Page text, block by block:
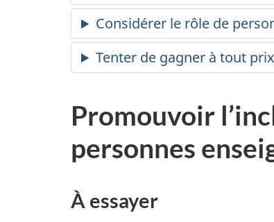
Considérer le rôle de
Tenter de gagner à tout
Promouvoir
personnes
À essayer